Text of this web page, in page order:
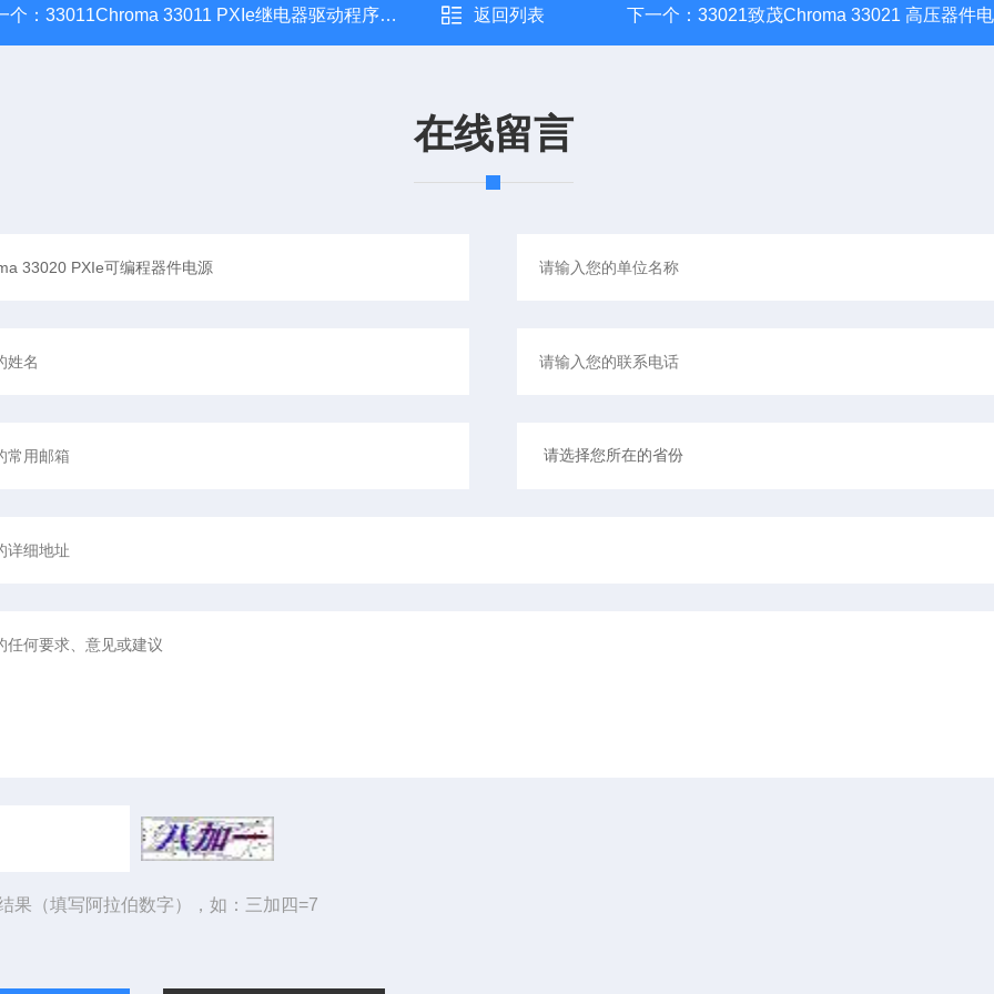
个： 33011Chroma 33011 PXIe继电器驱动程序控制模块 返回列表 下一个： 33021致茂Chroma 33021 高压器件
在线留言
果（填写阿拉伯数字），如：三加四=7